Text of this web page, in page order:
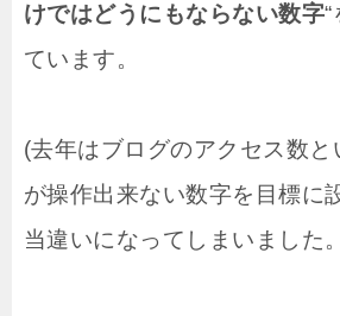
けではどうにもならない数字
ています。
(去年はブログのアクセス数と
が操作出来ない数字を目標に
当違いになってしまいました